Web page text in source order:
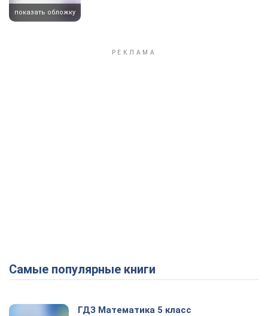
показать обложку
Самые популярные книги
ГДЗ Математика 5 класс